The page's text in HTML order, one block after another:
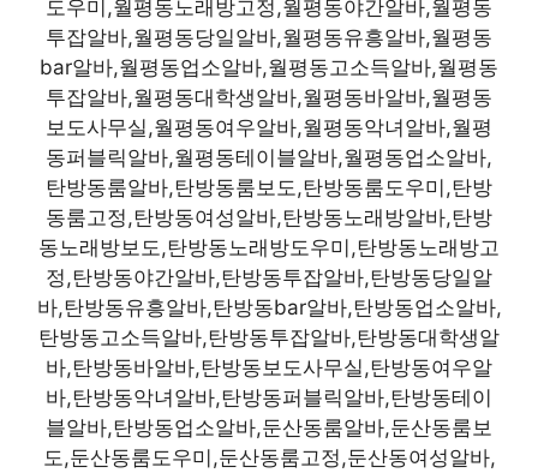
도우미,월평동노래방고정,월평동야간알바,월평동
투잡알바,월평동당일알바,월평동유흥알바,월평동
bar알바,월평동업소알바,월평동고소득알바,월평동
투잡알바,월평동대학생알바,월평동바알바,월평동
보도사무실,월평동여우알바,월평동악녀알바,월평
동퍼블릭알바,월평동테이블알바,월평동업소알바,
탄방동룸알바,탄방동룸보도,탄방동룸도우미,탄방
동룸고정,탄방동여성알바,탄방동노래방알바,탄방
동노래방보도,탄방동노래방도우미,탄방동노래방고
정,탄방동야간알바,탄방동투잡알바,탄방동당일알
바,탄방동유흥알바,탄방동bar알바,탄방동업소알바,
탄방동고소득알바,탄방동투잡알바,탄방동대학생알
바,탄방동바알바,탄방동보도사무실,탄방동여우알
바,탄방동악녀알바,탄방동퍼블릭알바,탄방동테이
블알바,탄방동업소알바,둔산동룸알바,둔산동룸보
도,둔산동룸도우미,둔산동룸고정,둔산동여성알바,